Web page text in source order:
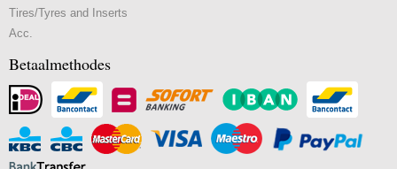
Tires/Tyres and Inserts
Acc.
Betaalmethodes